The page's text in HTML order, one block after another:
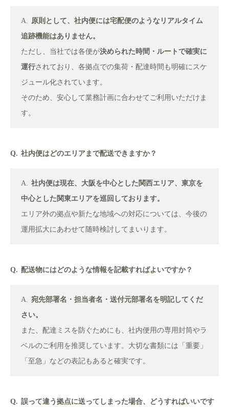
原則として、社内便には宅配便のようなリアルタイム
追跡機能はありません。
ただし、当社では各便が決められた時間・ルートで確実に
運行されており、各拠点での集荷・配達時間も明確にスケ
ジュール化されています。
そのため、安心して業務計画に合わせてご利用いただけま
す。
社内便はどのエリアまで配送できますか？
社内便は現在、大阪を中心とした関西エリア、東京を
中心とした関東エリアを巡回しております。
エリア外の拠点や新たな地域への対応については、今後の
運用拡大にあわせて随時検討してまいります。
配送物にはどのような情報を記載すればよいですか？
宛先部署名・担当者名・送付元部署名を明記してくだ
さい。
また、配達ミスを防ぐためにも、社内便用の専用封筒やラ
ベルのご利用を推奨しています。大切な書類には「重要」
「至急」などの表記もあると確実です。
誤って違う拠点に送ってしまった場合、どうすればいいです